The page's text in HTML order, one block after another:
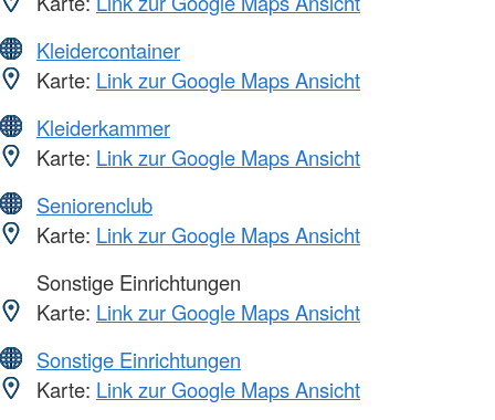
Kleidercontainer
Karte: Link zur Google Maps Ansicht
Kleiderkammer
Karte: Link zur Google Maps Ansicht
Seniorenclub
Karte: Link zur Google Maps Ansicht
Sonstige Einrichtungen
Karte: Link zur Google Maps Ansicht
Sonstige Einrichtungen
Karte: Link zur Google Maps Ansicht